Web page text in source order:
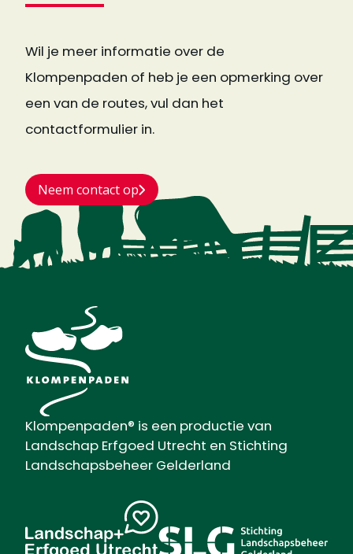
Wil je meer informatie over de
Klompenpaden of heb je een opmerking over
een van de routes, vul dan het
contactformulier in.
Neem contact op
Klompenpaden® is een productie van
Landschap Erfgoed Utrecht en Stichting
Landschapsbeheer Gelderland